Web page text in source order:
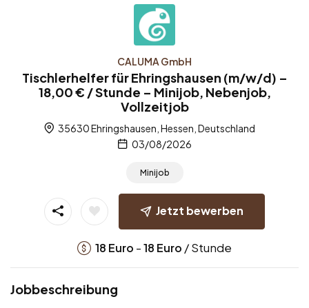
CALUMA GmbH
Tischlerhelfer für Ehringshausen (m/w/d) –
18,00 € / Stunde – Minijob, Nebenjob,
Vollzeitjob
35630 Ehringshausen, Hessen, Deutschland
03/08/2026
Minijob
Jetzt bewerben
18 Euro -18 Euro / Stunde
Jobbeschreibung